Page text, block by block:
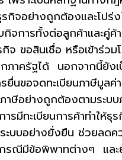
รกิจอย่างถูกต้องและโปร่
กิจการทั้งต่อลูกค้าและคู่ค้
จ ขอสินเชื่อ หรือเข้าร่วม
ภาครัฐได้ นอกจากนี้ยัง
ยื่นขอจดทะเบียนภาษีมูลค่
ภาษีอย่างถูกต้องตามระบ
รมีทะเบียนการค้าทำให้ธุ
ระบบอย่างยั่งยืน ช่วยลดค
รณีมีข้อพิพาทต่างๆ และ